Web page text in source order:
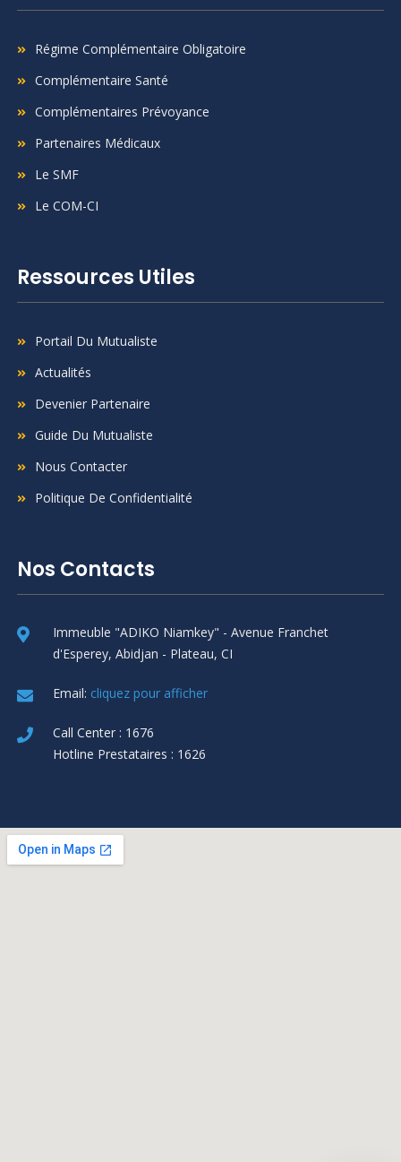
Régime Complémentaire Obligatoire
Complémentaire Santé
Complémentaires Prévoyance
Partenaires Médicaux
Le SMF
Le COM-CI
Ressources Utiles
Portail Du Mutualiste
Actualités
Devenier Partenaire
Guide Du Mutualiste
Nous Contacter
Politique De Confidentialité
Nos Contacts
Immeuble "ADIKO Niamkey" - Avenue Franchet
d'Esperey, Abidjan - Plateau, CI
Email: cliquez pour afficher
Call Center : 1676
Hotline Prestataires : 1626